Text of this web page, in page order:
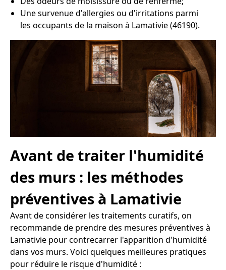
Une survenue d'allergies ou d'irritations parmi
les occupants de la maison à Lamativie (46190).
Avant de traiter l'humidité
des murs : les méthodes
préventives à Lamativie
Avant de considérer les traitements curatifs, on
recommande de prendre des mesures préventives à
Lamativie pour contrecarrer l'apparition d'humidité
dans vos murs. Voici quelques meilleures pratiques
pour réduire le risque d'humidité :